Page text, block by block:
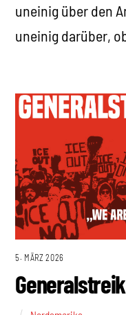
uneinig über den
uneinig darüber,
5. MÄRZ 2026